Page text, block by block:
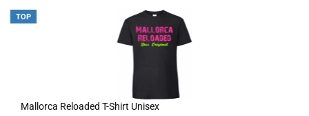
TOP
Mallorca Reloaded T-Shirt Unisex